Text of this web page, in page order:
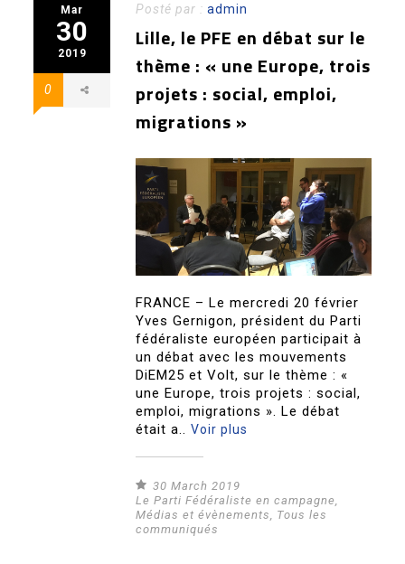
Mar
30
2019
0
Posté par :admin
Lille, le PFE en débat sur le
thème : « une Europe, trois
projets : social, emploi,
migrations »
FRANCE – Le mercredi 20 février
Yves Gernigon, président du Parti
fédéraliste européen participait à
un débat avec les mouvements
DiEM25 et Volt, sur le thème : «
une Europe, trois projets : social,
emploi, migrations ». Le débat
était a..Voir plus
30 March 2019
Le Parti Fédéraliste en campagne,
Médias et évènements, Tous les
communiqués